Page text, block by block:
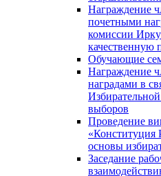
Награждение
почетными
комиссии
качественную
Обучающие
Награждение
наградами в
выборов
Проведение
«Конституция
основы
Заседание